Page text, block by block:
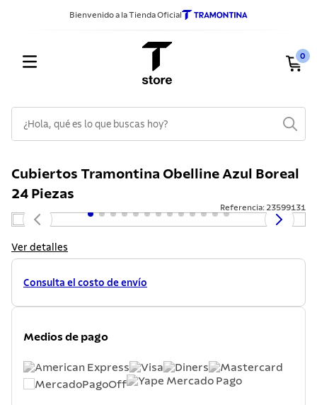
Bienvenido a la Tienda Oficial
0
Cubiertos Tramontina Obelline Azul Boreal
24 Piezas
Referencia: 23599131
Ver detalles
Consulta el costo de envío
Medios de pago
1.
sarten
2 .
ollas
cuchillos
4.
cubiertos
5
juego ollas
9.